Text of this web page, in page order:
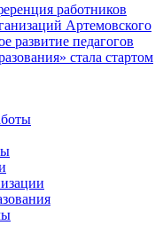
работников
Артемовского
развитие педагогов
стала стартом